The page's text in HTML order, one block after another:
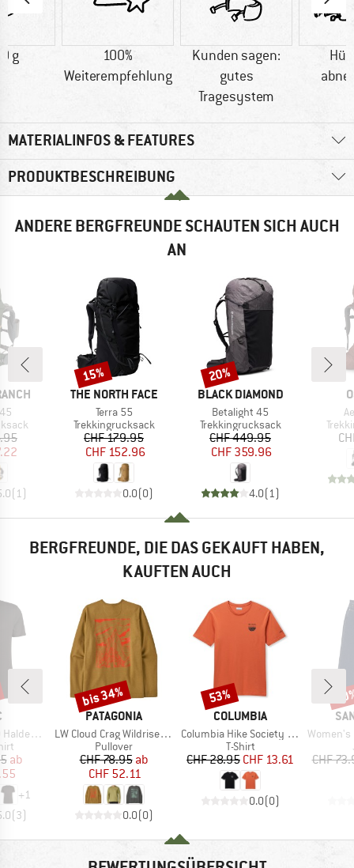
g
100%
Weiterempfehlung
Kunden sagen:
gutes
Tragesystem
MATERIALINFOS & FEATURES
PRODUKTBESCHREIBUNG
ANDERE BERGFREUNDE SCHAUTEN SICH AUCH
AN
Preis
(1 )
MARKE
THE NORTH FACE
Artikel
Terra 55
Produktgruppe
Trekkingrucksack
Preis
CHF 179.95reduzierter Preis
CHF 152.96
0.0(0)
Rabatt
15%
MARKE
BLACK DIAMOND
Artikel
Betalight 45
Produktgruppe
Trekkingrucksack
Preis
CHF 449.95reduzierter Preis
CHF 359.96
4.0(1 )
Rabatt
20%
BERGFREUNDE, DIE DAS GEKAUFT HABEN,
KAUFTEN AUCH
T-Shirt
Preis
ab
+1
(3)
MARKE
PATAGONIA
Artikel
LW Cloud Crag Wildrise Crew
Produktgruppe
Pullover
Preis
CHF 78.95reduzierter Preis
ab
CHF 52.11
0.0(0)
Rabatt
bis 34%
MARKE
COLUMBIA
Artikel
Columbia Hike Society S/S Tee
Produktgruppe
T-Shirt
Preis
CHF 28.95reduzierter Preis
CHF 13.61
0.0(0)
Rabatt
53%
Artikel
Women's
CHF